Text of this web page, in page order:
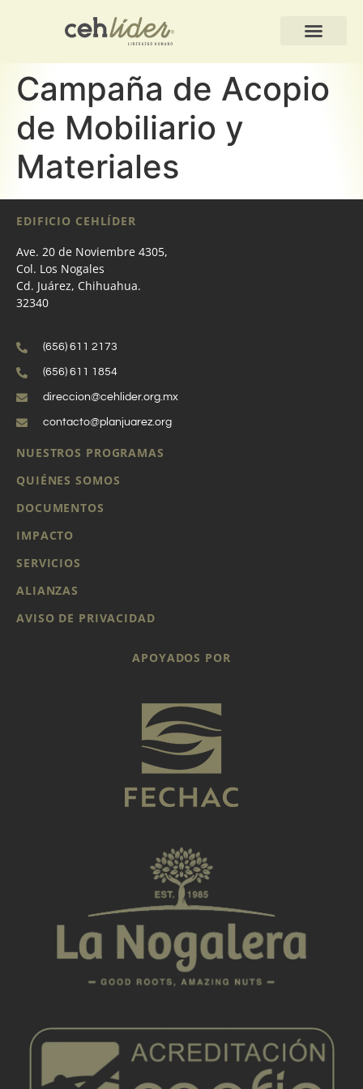
Campaña de Acopio
de Mobiliario y
Materiales
EDIFICIO CEHLÍDER
Ave. 20 de Noviembre 4305,
Col. Los Nogales
Cd. Juárez, Chihuahua.
32340
(656) 611 2173
(656) 611 1854
direccion@cehlider.org.mx
contacto@planjuarez.org
NUESTROS PROGRAMAS
QUIÉNES SOMOS
DOCUMENTOS
IMPACTO
SERVICIOS
ALIANZAS
AVISO DE PRIVACIDAD
APOYADOS POR